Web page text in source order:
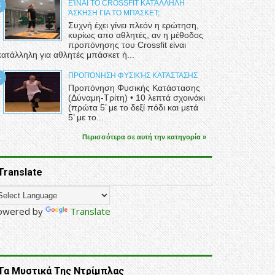
ΕΊΝΑΙ ΤΟ CROSSFIT ΚΑΤΆΛΛΗΛΗ
ΆΣΚΗΣΗ ΓΙΑ ΤΟ ΜΠΆΣΚΕΤ;
Συχνή έχει γίνει πλεόν η ερώτηση,
κυρίως απο αθλητές, αν η μέθοδος
προπόνησης του Crossfit είναι
για αθλητές μπάσκετ ή...
ΠΡΟΠΌΝΗΣΗ ΦΥΣΙΚΉΣ ΚΑΤΆΣΤΑΣΗΣ
Προπόνηση Φυσικής Κατάστασης
(Δύναμη-Τρίτη) • 10 λεπτά σχοινάκι
(πρώτα 5’ με το δεξί πόδι και μετά
5’ με το...
Περισσότερα σε αυτή την κατηγορία »
by Translate
Μυστικά Της Ντρίμπλας